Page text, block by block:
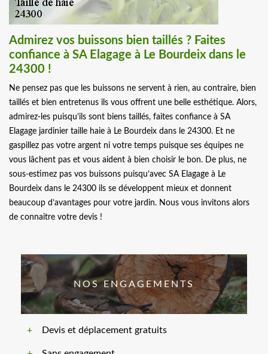
Admirez vos buissons bien taillés ? Faites
confiance à SA Elagage à Le Bourdeix dans le
24300 !
Ne pensez pas que les buissons ne servent à rien, au contraire, bien
taillés et bien entretenus ils vous offrent une belle esthétique. Alors,
admirez-les puisqu’ils sont biens taillés, faites confiance à SA
Elagage jardinier taille haie à Le Bourdeix dans le 24300. Et ne
gaspillez pas votre argent ni votre temps puisque ses équipes ne
vous lâchent pas et vous aident à bien choisir le bon. De plus, ne
sous-estimez pas vos buissons puisqu’avec SA Elagage à Le
Bourdeix dans le 24300 ils se développent mieux et donnent
beaucoup d’avantages pour votre jardin. Nous vous invitons alors
de connaitre votre devis !
NOS ENGAGEMENTS
Devis et déplacement gratuits